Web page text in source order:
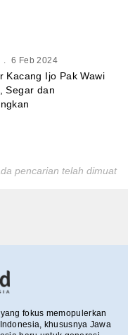
6 Feb 2024
Kacang Ijo Pak Wawi
Segar dan
pencarian telah dimuat
fokus memopulerkan
khususnya Jawa